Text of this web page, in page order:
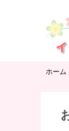
ホーム